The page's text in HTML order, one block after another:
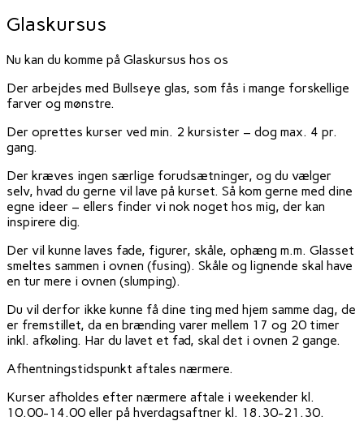
Glaskursus
Nu kan du komme på Glaskursus hos os
Der arbejdes med Bullseye glas, som fås i mange forskellige
farver og mønstre.
Der oprettes kurser ved min. 2 kursister – dog max. 4 pr.
gang.
Der kræves ingen særlige forudsætninger, og du vælger
selv, hvad du gerne vil lave på kurset. Så kom gerne med dine
egne ideer – ellers finder vi nok noget hos mig, der kan
inspirere dig.
Der vil kunne laves fade, figurer, skåle, ophæng m.m. Glasset
smeltes sammen i ovnen (fusing). Skåle og lignende skal have
en tur mere i ovnen (slumping).
Du vil derfor ikke kunne få dine ting med hjem samme dag, de
er fremstillet, da en brænding varer mellem 17 og 20 timer
inkl. afkøling. Har du lavet et fad, skal det i ovnen 2 gange.
Afhentningstidspunkt aftales nærmere.
Kurser afholdes efter nærmere aftale i weekender kl.
10.00-14.00 eller på hverdagsaftner kl. 18.30-21.30.